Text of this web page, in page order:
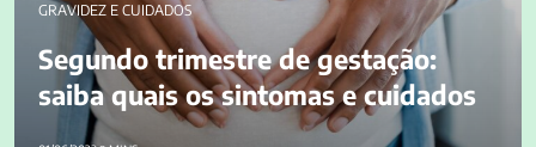
GRAVIDEZ E CUIDADOS
Segundo trimestre de gestação:
saiba quais os sintomas e cuidados